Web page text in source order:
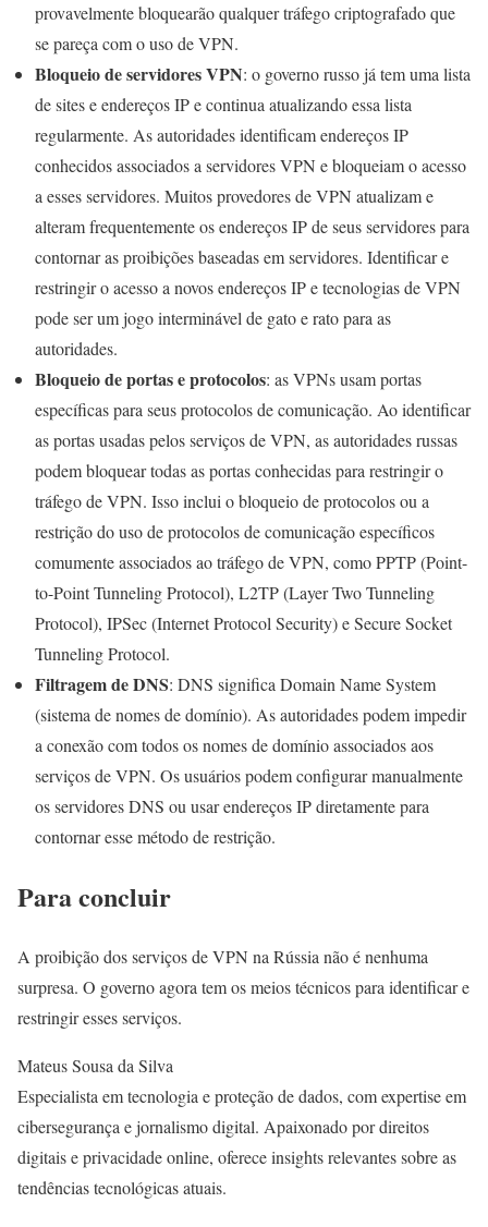
provavelmente bloquearão qualquer tráfego criptografado que
se pareça com o uso de VPN.
Bloqueio de servidores VPN: o governo russo já tem uma lista
de sites e endereços IP e continua atualizando essa lista
regularmente. As autoridades identificam endereços IP
conhecidos associados a servidores VPN e bloqueiam o acesso
a esses servidores. Muitos provedores de VPN atualizam e
alteram frequentemente os endereços IP de seus servidores para
contornar as proibições baseadas em servidores. Identificar e
restringir o acesso a novos endereços IP e tecnologias de VPN
pode ser um jogo interminável de gato e rato para as
autoridades.
Bloqueio de portas e protocolos: as VPNs usam portas
específicas para seus protocolos de comunicação. Ao identificar
as portas usadas pelos serviços de VPN, as autoridades russas
podem bloquear todas as portas conhecidas para restringir o
tráfego de VPN. Isso inclui o bloqueio de protocolos ou a
restrição do uso de protocolos de comunicação específicos
comumente associados ao tráfego de VPN, como PPTP (Point-
to-Point Tunneling Protocol), L2TP (Layer Two Tunneling
Protocol), IPSec (Internet Protocol Security) e Secure Socket
Tunneling Protocol.
Filtragem de DNS: DNS significa Domain Name System
(sistema de nomes de domínio). As autoridades podem impedir
a conexão com todos os nomes de domínio associados aos
serviços de VPN. Os usuários podem configurar manualmente
os servidores DNS ou usar endereços IP diretamente para
contornar esse método de restrição.
Para concluir
A proibição dos serviços de VPN na Rússia não é nenhuma
surpresa. O governo agora tem os meios técnicos para identificar e
restringir esses serviços.
Mateus Sousa da Silva
Especialista em tecnologia e proteção de dados, com expertise em
cibersegurança e jornalismo digital. Apaixonado por direitos
digitais e privacidade online, oferece insights relevantes sobre as
tendências tecnológicas atuais.